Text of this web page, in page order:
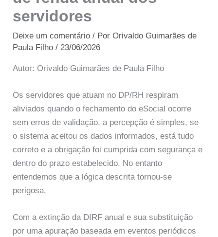
servidores
Deixe um comentário / PorOrivaldo Guimarães de
Paula Filho/ 23/06/2026
Autor: Orivaldo Guimarães de Paula Filho
Os servidores que atuam no DP/RH respiram
aliviados quando o fechamento do eSocial ocorre
sem erros de validação, a percepção é simples, se
o sistema aceitou os dados informados, está tudo
correto e a obrigação foi cumprida com segurança e
dentro do prazo estabelecido. No entanto
entendemos que a lógica descrita tornou-se
perigosa.
Com a extinção da DIRF anual e sua substituição
por uma apuração baseada em eventos periódicos